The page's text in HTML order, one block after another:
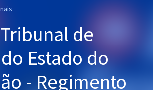
de
Estado do
- Regimento